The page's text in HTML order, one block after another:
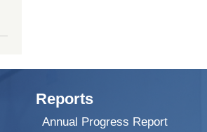
Reports
Annual Progress Report